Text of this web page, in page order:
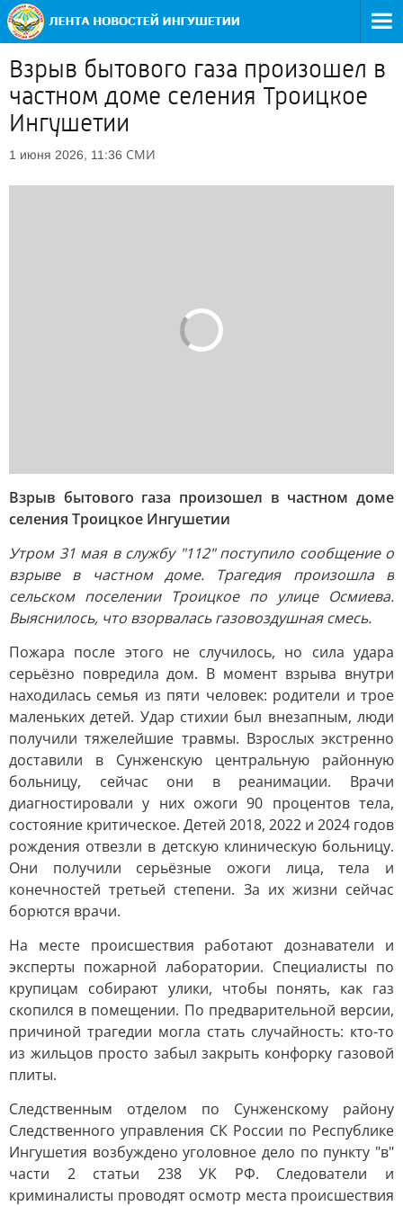
Взрыв бытового газа произошел в
частном доме селения Троицкое
Ингушетии
1 июня 2026, 11:36 СМИ
Взрыв бытового газа произошел в частном доме
селения Троицкое Ингушетии
Утром 31 мая в службу "112" поступило сообщение о
взрыве в частном доме. Трагедия произошла в
сельском поселении Троицкое по улице Осмиева.
Выяснилось, что взорвалась газовоздушная смесь.
Пожара после этого не случилось, но сила удара
серьёзно повредила дом. В момент взрыва внутри
находилась семья из пяти человек: родители и трое
маленьких детей. Удар стихии был внезапным, люди
получили тяжелейшие травмы. Взрослых экстренно
доставили в Сунженскую центральную районную
больницу, сейчас они в реанимации. Врачи
диагностировали у них ожоги 90 процентов тела,
состояние критическое. Детей 2018, 2022 и 2024 годов
рождения отвезли в детскую клиническую больницу.
Они получили серьёзные ожоги лица, тела и
конечностей третьей степени. За их жизни сейчас
борются врачи.
На месте происшествия работают дознаватели и
эксперты пожарной лаборатории. Специалисты по
крупицам собирают улики, чтобы понять, как газ
скопился в помещении. По предварительной версии,
причиной трагедии могла стать случайность: кто-то
из жильцов просто забыл закрыть конфорку газовой
плиты.
Следственным отделом по Сунженскому району
Следственного управления СК России по Республике
Ингушетия возбуждено уголовное дело по пункту "в"
части 2 статьи 238 УК РФ. Следователи и
криминалисты проводят осмотр места происшествия